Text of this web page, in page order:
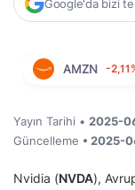
Google'da bizi
AMZN -
Yayın Tarihi • 2025-
Güncelleme • 2025-
Nvidia (NVDA),